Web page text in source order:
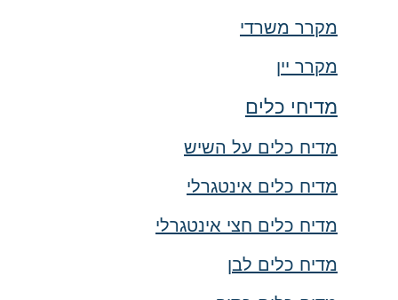
מקרר משרדי
מקרר יין
מדיחי כלים
מדיח כלים על השיש
מדיח כלים אינטגרלי
מדיח כלים חצי אינטגרלי
מדיח כלים לבן